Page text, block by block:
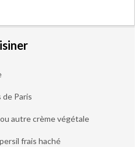
de Paris
autre crème végétale
frais haché